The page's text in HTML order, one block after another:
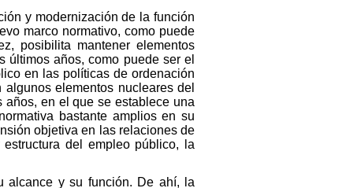
y modernización de la función
marco normativo, como puede
posibilita mantener elementos
últimos años, como puede ser el
en las políticas de ordenación
elementos nucleares del
en el que se establece una
bastante amplios en su
objetiva en las relaciones de
del empleo público, la
alcance y su función. De ahí, la